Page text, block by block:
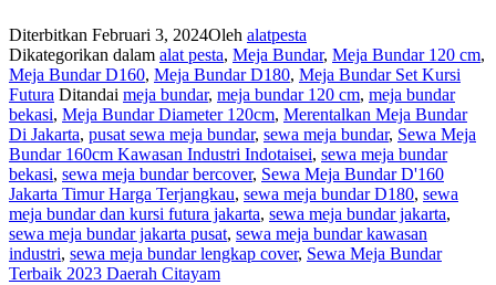
Diterbitkan Februari 3, 2024Oleh alatpesta
Dikategorikan dalam alat pesta, Meja Bundar, Meja Bundar 120 cm,
Meja Bundar D160, Meja Bundar D180, Meja Bundar Set Kursi
Futura Ditandai meja bundar, meja bundar 120 cm, meja bundar
bekasi, Meja Bundar Diameter 120cm, Merentalkan Meja Bundar
Di Jakarta, pusat sewa meja bundar, sewa meja bundar, Sewa Meja
Bundar 160cm Kawasan Industri Indotaisei, sewa meja bundar
bekasi, sewa meja bundar bercover, Sewa Meja Bundar D'160
Jakarta Timur Harga Terjangkau, sewa meja bundar D180, sewa
meja bundar dan kursi futura jakarta, sewa meja bundar jakarta,
sewa meja bundar jakarta pusat, sewa meja bundar kawasan
industri, sewa meja bundar lengkap cover, Sewa Meja Bundar
Terbaik 2023 Daerah Citayam